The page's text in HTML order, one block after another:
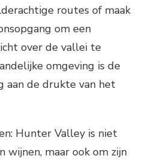
routes of maak
om een
over de vallei te
omgeving is de
aan de drukte van het
Hunter Valley is niet
wijnen, maar ook om zijn